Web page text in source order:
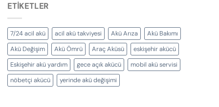
ETIKETLER
7/24 acil akü acil akü takviyesi Akü Arıza
Akü Bakımı
Akü Değişim
Akü Ömrü Araç Aküsü
eskişehir akücü
Eskişehir akü yardım
gece açık akücü
mobil akü servisi
nöbetçi akücü
yerinde akü değişimi